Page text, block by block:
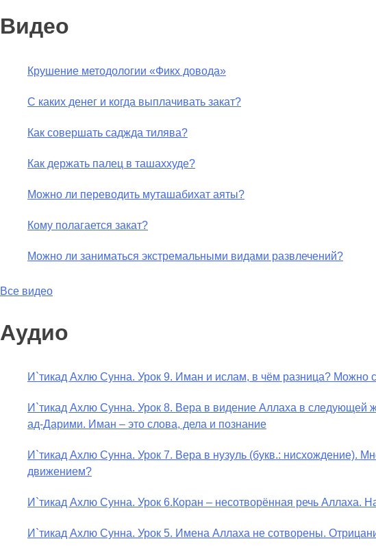
Видео
Крушение методологии «Фикх довода»
С каких денег и когда выплачивать закат?
Как совершать саджда тилява?
Как держать палец в ташаххуде?
Можно ли переводить муташабихат аяты?
Кому полагается закат?
Можно ли заниматься экстремальными видами развлечений?
Все видео
Аудио
И`тикад Ахлю Сунна. Урок 9. Иман и ислам, в чём разница? Можно
И`тикад Ахлю Сунна. Урок 8. Вера в видение Аллаха в следующей
ад-Дарими. Иман – это слова, дела и познание
И`тикад Ахлю Сунна. Урок 7. Вера в нузуль (букв.: нисхождение).
движением?
И`тикад Ахлю Сунна. Урок 6.Коран – несотворённая речь Аллаха.
И`тикад Ахлю Сунна. Урок 5. Имена Аллаха не сотворены.